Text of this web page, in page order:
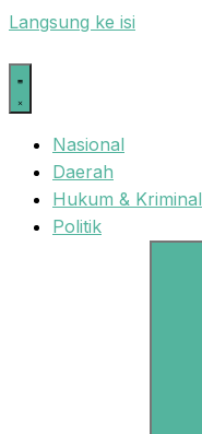
Langsung ke isi
Nasional
Daerah
Hukum & Kriminal
Politik